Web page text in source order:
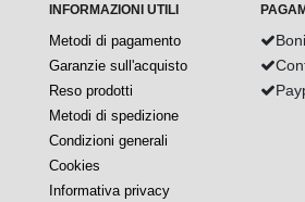
INFORMAZIONI UTILI
Metodi di pagamento
Garanzie sull'acquisto
Reso prodotti
Metodi di spedizione
Condizioni generali
Cookies
Informativa privacy